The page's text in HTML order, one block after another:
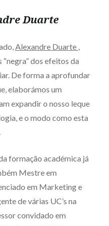
Duarte
Alexandre Duarte ,
dos efeitos da
De forma a aprofundar
elaborámos um
expandir o nosso leque
e o modo como esta
formação académica já
Mestre em
em Marketing e
de várias UC’s na
convidado em